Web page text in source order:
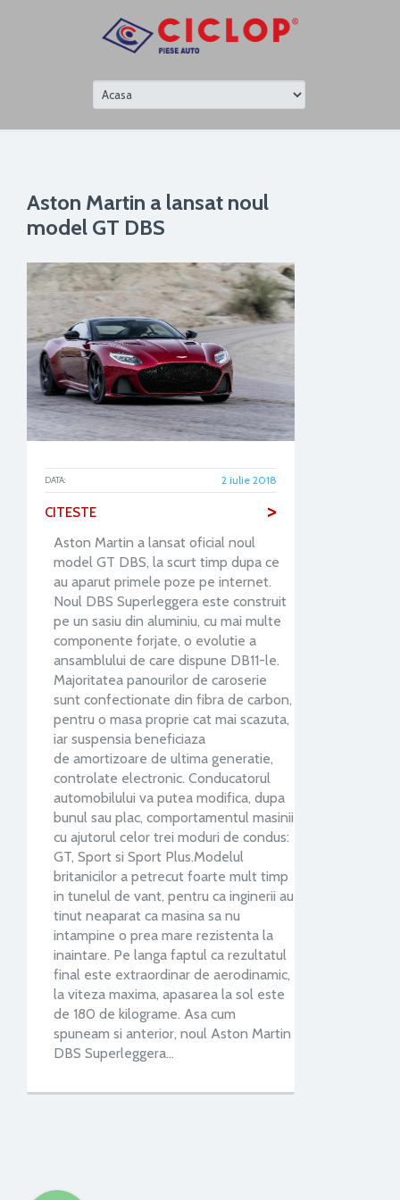
Aston Martin a lansat noul
model GT DBS
DATA: 2 iulie 2018
CITESTE >
Aston Martin a lansat oficial noul
model GT DBS, la scurt timp dupa ce
au aparut primele poze pe internet.
Noul DBS Superleggera este construit
pe un sasiu din aluminiu, cu mai multe
componente forjate, o evolutie a
ansamblului de care dispune DB11-le.
Majoritatea panourilor de caroserie
sunt confectionate din fibra de carbon,
pentru o masa proprie cat mai scazuta,
iar suspensia beneficiaza
de amortizoare de ultima generatie,
controlate electronic. Conducatorul
automobilului va putea modifica, dupa
bunul sau plac, comportamentul masinii
cu ajutorul celor trei moduri de condus:
GT, Sport si Sport Plus.Modelul
britanicilor a petrecut foarte mult timp
in tunelul de vant, pentru ca inginerii au
tinut neaparat ca masina sa nu
intampine o prea mare rezistenta la
inaintare. Pe langa faptul ca rezultatul
final este extraordinar de aerodinamic,
la viteza maxima, apasarea la sol este
de 180 de kilograme. Asa cum
spuneam si anterior, noul Aston Martin
DBS Superleggera…